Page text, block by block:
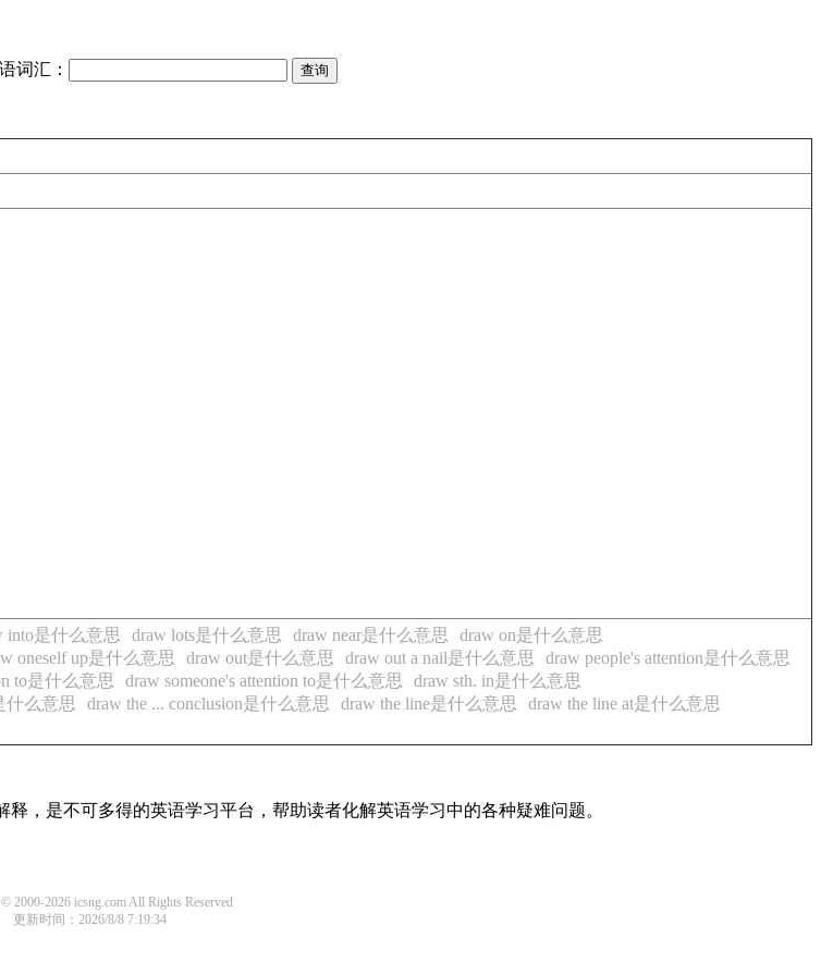
词汇：
into是什么意思 draw lots是什么意思 draw near是什么意思
draw on是什么意思
oneself up是什么意思 draw out是什么意思 draw out a nail是什么意思
draw people's attention是什么意思
to是什么意思 draw someone's attention to是什么意思
draw sth. in是什么意思
什么意思 draw the ... conclusion是什么意思 draw the line是什么意思
draw the line at是什么意思
，是不可多得的英语学习平台，帮助读者化解英语学习中的各种疑难问题。
2000-2026 icsng.com All Rights Reserved
更新时间：2026/8/8 7:19:34